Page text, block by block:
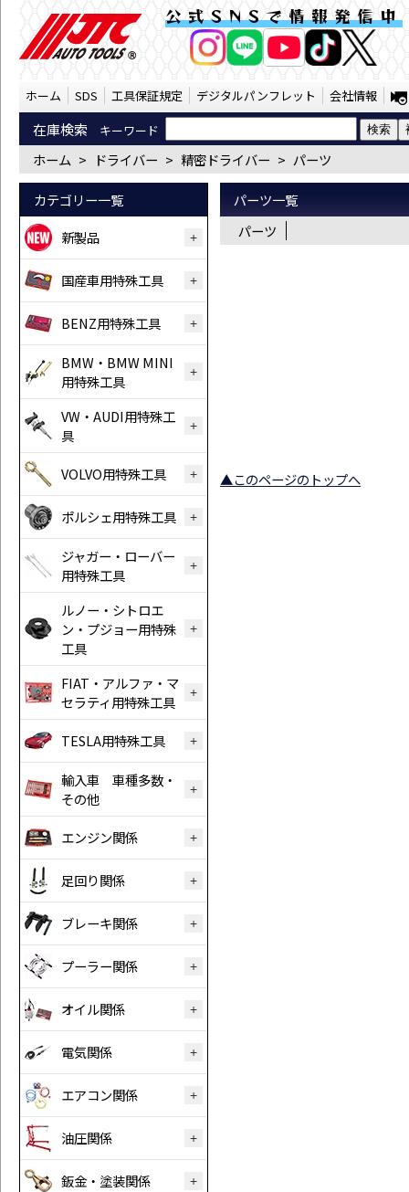
ドライバー 精密ドライバー パー
公式SNSで情報発信中
ホーム SDS 工具保証規定 デジタルパンフレット 会社情報
在庫検索 キーワード
ホーム > ドライバー > 精密ドライバー > パーツ
カテゴリー一覧
新製品
国産車用特殊工具
BENZ用特殊工具
BMW・BMW MINI
用特殊工具
VW・AUDI用特殊工
具
VOLVO用特殊工具
ポルシェ用特殊工具
ジャガー・ローバー
用特殊工具
ルノー・シトロエ
ン・プジョー用特殊
工具
FIAT・アルファ・マ
セラティ用特殊工具
TESLA用特殊工具
輸入車 車種多数・
その他
エンジン関係
足回り関係
ブレーキ関係
プーラー関係
オイル関係
電気関係
エアコン関係
油圧関係
鈑金・塗装関係
パーツ一覧
パーツ
▲このページのトップへ
AI商品コンシェルジ
オンライン